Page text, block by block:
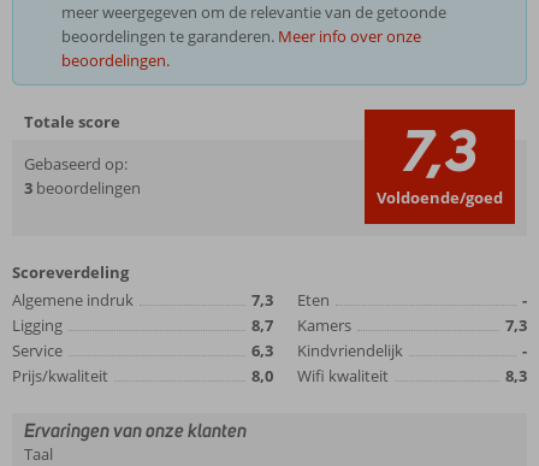
meer weergegeven om de relevantie van de getoonde
beoordelingen te garanderen. Meer info over onze
beoordelingen.
Totale score
Gebaseerd op:
3 beoordelingen 7,3
Voldoende/goed
Scoreverdeling
Algemene indruk
7,3
Ligging
8,7
Service
6,3
Prijs/kwaliteit
8,0
Eten
-
Kamers
7,3
Kindvriendelijk
-
Wifi kwaliteit
8,3
Ervaringen van onze klanten
Taal